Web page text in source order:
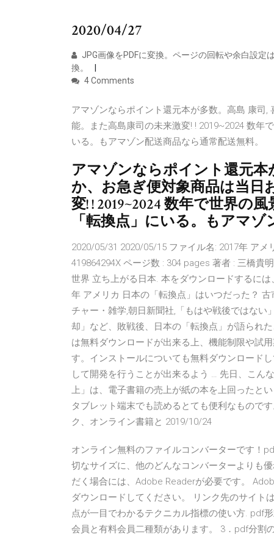
2020/04/27
JPG画像をPDFに変換。ページの回転や余白設定
換。
4 Comments
アマゾンならポイント還元本が多数。高島 康司
能。また高島康司の未来激変! ! 2019~2024 数年
いる。もアマゾン配送商品なら通常配送無料。
アマゾンならポイント還元本
か、お急ぎ便対象商品は当日
変! ! 2019~2024 数年で世界の
「転換点」にいる。もアマゾ
2020/05/31 2020/05/15 ファイル名: 2017年 ア
419864294X ページ数 : 304 pages 著者 : 三橋貴
世界 立ち上がる日本. 本をダウンロードするに
年 アメリカ 日本の「転換点」はいつだった？
チャー・雑学,朝日新聞社,「もはや戦後ではな
却」など、敗戦後、日本の「転換点」が語られ
は無料ダウンロードが出来る上、機能制限や試
す。インストールについても無料ダウンロード
して開発を行うことが出来るよう … 先日、こん
上」は、電子書籍の売上が紙の本を上回ったと
タブレット端末でも読めるとても便利なもので
ク、オンライン書籍と 2019/10/24
オンライン無料のファイルコンバーターです！
切なサイズに、他のどんなコンバーターよりも
だく場合には、Adobe Readerが必要です。
ダウンロードしてください。 リンク先のサイ
点が一目でわかるテクニカル指標の使い方. pdf
会員と有料会員二種類があります。 3．pdf分割